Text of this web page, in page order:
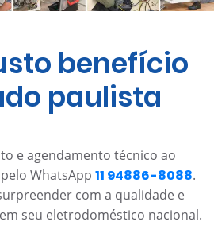
benefício
paulista
e agendamento técnico ao
WhatsApp 11 94886-8088.
com a qualidade e
seu eletrodoméstico nacional.